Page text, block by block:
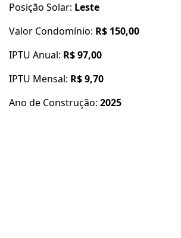
do Catu.
Posição Solar: Leste
Valor Condomínio: R$ 150,00
IPTU Anual: R$ 97,00
IPTU Mensal: R$ 9,70
Ano de Construção: 2025